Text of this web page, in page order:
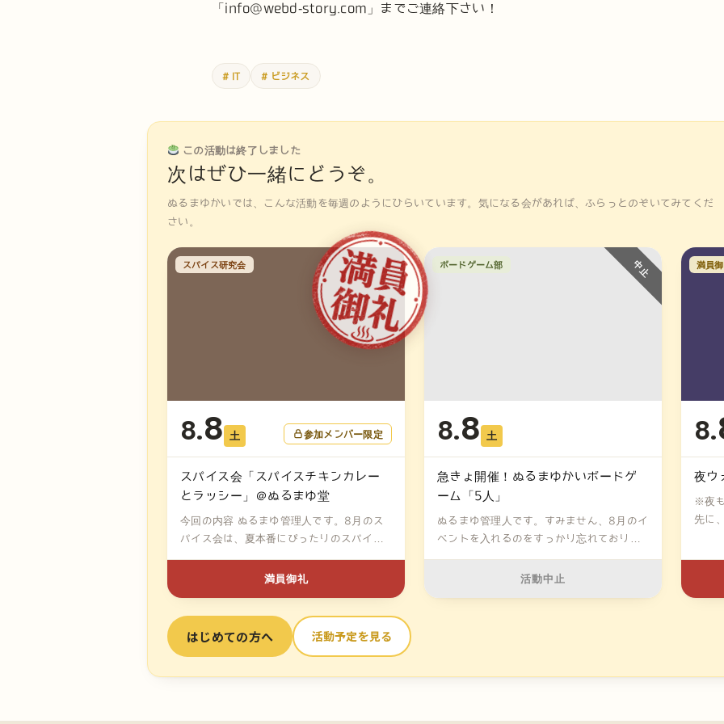
「info@webd-story.com」までご連絡下さい！
# IT # ビジネス
この活動は終了しました
次はぜひ一緒にどうぞ。
ぬるまゆかいでは、こんな活動を毎週のようにひらいています。気になる会があれば、ふらっとのぞいてみてくだ
さい。
スパイス研究会
8.8 土 参加メンバー限定
スパイス会「スパイスチキンカレー
とラッシー」＠ぬるまゆ堂
今回の内容 ぬるまゆ管理人です。8月のス
パイス会は、夏本番にぴったりのスパイス
満員御礼
ボードゲーム部
8.8 土
急きょ開催！ぬるまゆかいボードゲ
ーム「5人」
ぬるまゆ管理人です。すみません、8月のイ
ベントを入れるのをすっかり忘れておりま
活動中止
満員
8.
夜ウ
※夜
先に
はじめての方へ 活動予定を見る